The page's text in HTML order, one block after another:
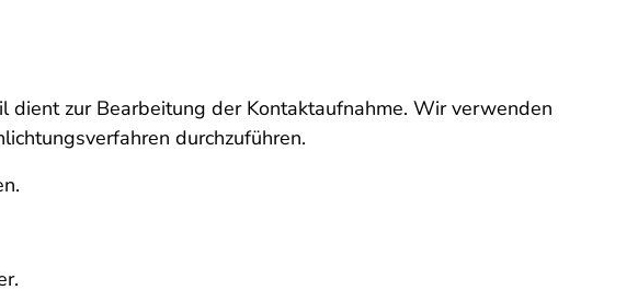
zur Bearbeitung der Kontaktaufnahme. Wir verwenden
durchzuführen.